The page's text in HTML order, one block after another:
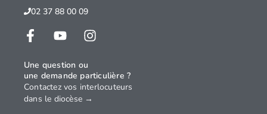
02 37 88 00 09
Une question ou
une demande particulière ?
Contactez vos interlocuteurs
dans le diocèse →